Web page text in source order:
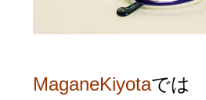
MaganeKiyotaでは